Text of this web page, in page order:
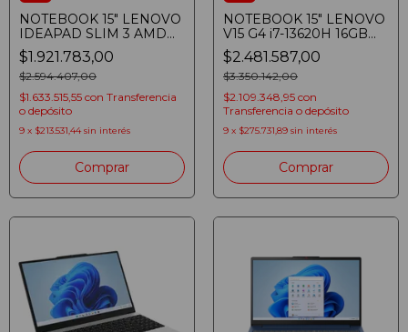
NOTEBOOK 15" LENOVO
IDEAPAD SLIM 3 AMD
RYZEN 7 7735HS 16GB
SSD 512GB WUXGA WIN
11 LUNA GREY
$1.921.783,00
$2.594.407,00
$1.633.515,55 con Transferencia
o depósito
9 x $213.531,44 sin interés
NOTEBOOK 15" LENOVO
V15 G4 i7-13620H 16GB
SSD 512GB FULLHD WIN
11 IRON GREY
$2.481.587,00
$3.350.142,00
$2.109.348,95 con
Transferencia o depósito
9 x $275.731,89 sin interés